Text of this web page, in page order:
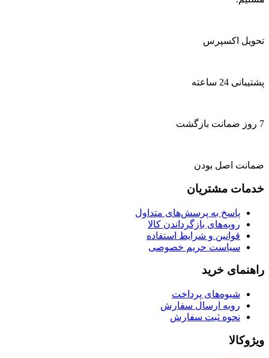
تحویل اکسپرس
پشتیبانی 24 ساعته
7 روز ضمانت بازگشت
ضمانت اصل بودن
خدمات مشتریان
پاسخ به پرسش‌های متداول
رویه‌های بازگرداندن کالا
قوانین و شرایط استفاده
سیاست حریم خصوصی
راهنمای خرید
شیوه‌های پرداخت
رویه ارسال سفارش
نحوه ثبت سفارش
ویژوکالا